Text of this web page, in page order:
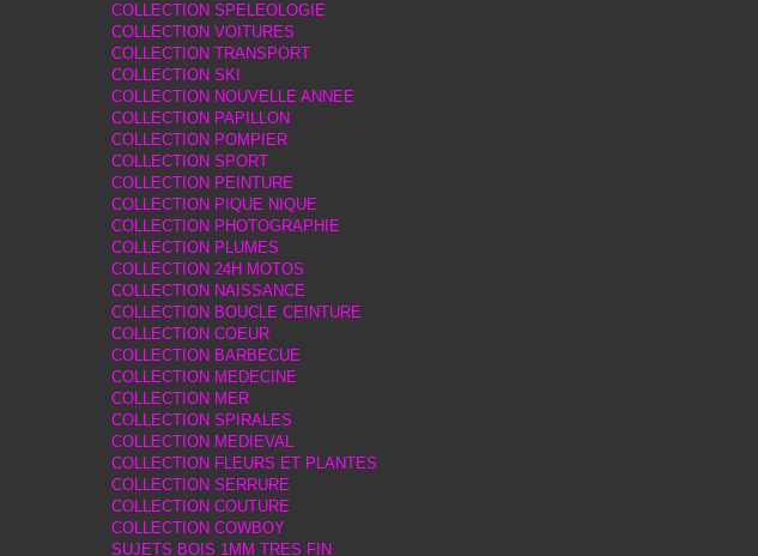
COLLECTION SPELEOLOGIE
COLLECTION VOITURES
COLLECTION TRANSPORT
COLLECTION SKI
COLLECTION NOUVELLE ANNEE
COLLECTION PAPILLON
COLLECTION POMPIER
COLLECTION SPORT
COLLECTION PEINTURE
COLLECTION PIQUE NIQUE
COLLECTION PHOTOGRAPHIE
COLLECTION PLUMES
COLLECTION 24H MOTOS
COLLECTION NAISSANCE
COLLECTION BOUCLE CEINTURE
COLLECTION COEUR
COLLECTION BARBECUE
COLLECTION MEDECINE
COLLECTION MER
COLLECTION SPIRALES
COLLECTION MEDIEVAL
COLLECTION FLEURS ET PLANTES
COLLECTION SERRURE
COLLECTION COUTURE
COLLECTION COWBOY
SUJETS BOIS 1MM TRES FIN